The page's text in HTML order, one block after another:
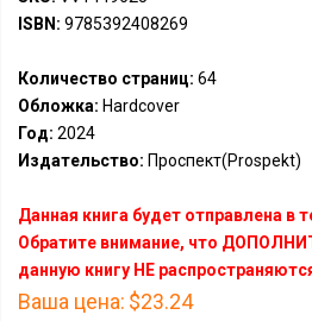
ISBN: 9785392408269
Количество страниц: 64
Обложка: Hardcover
Год: 2024
Издательство: Проспект(Prospekt)
Данная книга будет отправлена в
Обратите внимание, что
данную книгу НЕ
Ваша цена: $23.24